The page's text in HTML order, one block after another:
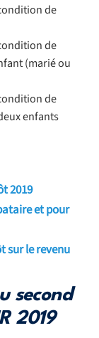
2019
et pour
sur le revenu
second
2019
de
de
(marié ou
de
enfants